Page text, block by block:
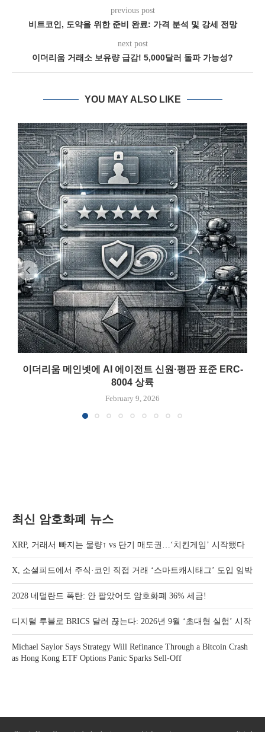
previous post
비트코인, 도약을 위한 준비 완료: 가격 분석 및 강세 전망
next post
이더리움 거래소 보유량 급감! 5,000달러 돌파 가능성?
YOU MAY ALSO LIKE
이더리움 메인넷에 AI 에이전트 신원·평판 표준 ERC-
8004 상륙
February 9, 2026
최신 암호화폐 뉴스
XRP, 거래서 빠지는 물량↑ vs 단기 매도권…‘치킨게임’ 시작됐다
X, 소셜피드에서 주식·코인 직접 거래 ‘스마트캐시태그’ 도입 임박
2028 네덜란드 폭탄: 안 팔았어도 암호화폐 36% 세금!
디지털 루블로 BRICS 달러 끊는다: 2026년 9월 ‘초대형 실험’ 시작
Michael Saylor Says Strategy Will Refinance Through a Bitcoin Crash
as Hong Kong ETF Options Panic Sparks Sell-Off